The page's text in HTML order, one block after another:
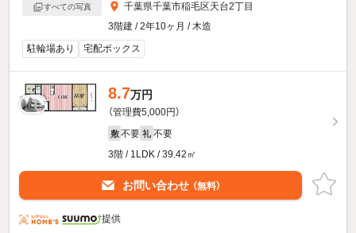
すべての写真
千葉県千葉市稲毛区天台2丁目
3階建 / 2年10ヶ月 / 木造
駐輪場あり
宅配ボックス
8.7万円
（管理費5,000円）
敷 不要 礼 不要
3階 / 1LDK / 39.42㎡
お問い合わせ （無料）
提供